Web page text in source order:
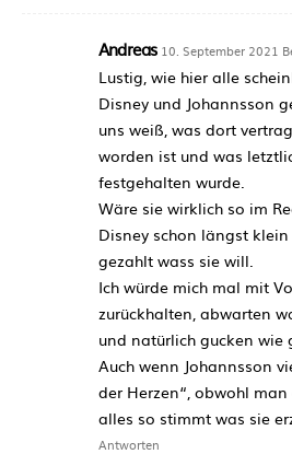
Andreas 10. September 2021
Lustig, wie hier alle
Disney und Johannsson
uns weiß, was dort
worden ist und was
festgehalten wurde.
Wäre sie wirklich so im
Disney schon längst
gezahlt wass sie will.
Ich würde mich mal mit
zurückhalten, abwarten
und natürlich gucken wie
Auch wenn Johannsson
der Herzen“, obwohl
alles so stimmt was sie
Antworten